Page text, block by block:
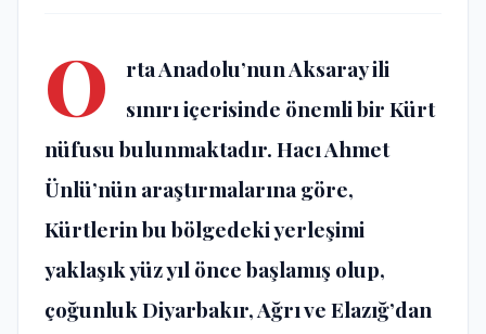
O
rta Anadolu’nun Aksaray ili
sınırı içerisinde önemli bir Kürt
nüfusu bulunmaktadır. Hacı Ahmet
Ünlü’nün araştırmalarına göre,
Kürtlerin bu bölgedeki yerleşimi
yaklaşık yüz yıl önce başlamış olup,
çoğunluk Diyarbakır, Ağrı ve Elazığ’dan